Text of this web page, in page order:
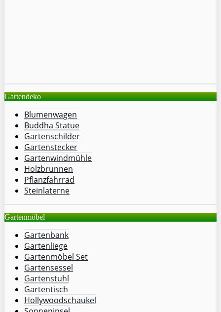
Gartendeko
Blumenwagen
Buddha Statue
Gartenschilder
Gartenstecker
Gartenwindmühle
Holzbrunnen
Pflanzfahrrad
Steinlaterne
Gartenmöbel
Gartenbank
Gartenliege
Gartenmöbel Set
Gartensessel
Gartenstuhl
Gartentisch
Hollywoodschaukel